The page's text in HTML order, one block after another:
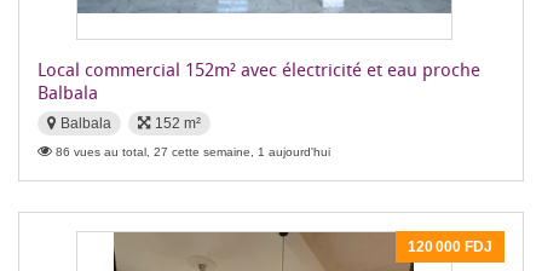
Local commercial 152m² avec électricité et eau proche
Balbala
Balbala 152 m²
86 vues au total, 27 cette semaine, 1 aujourd'hui
120 000 FDJ